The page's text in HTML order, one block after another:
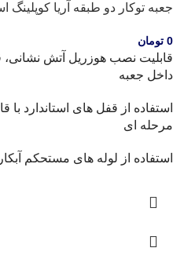
جعبه توکار دو طبقه آریا
0 تومان
قابلیت نصب هوزریل آتش
داخل جعبه
استفاده از قفل های استاندارد
مرحله ای
استفاده از لوله های مستحکم